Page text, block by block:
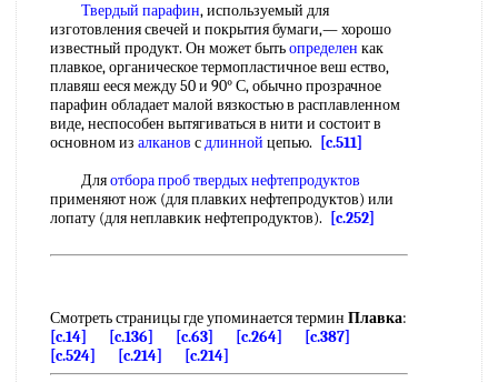
Твердый парафин, используемый для
изготовления свечей и покрытия бумаги,— хорошо
известный продукт. Он может бытьопределен как
плавкое, органическое термопластичное веш ество,
плавяш ееся между 50 и 90° С, обычно прозрачное
парафин обладает малой вязкостью в расплавленном
виде, неспособен вытягиваться в нити и состоит в
основном из алканов сдлинной цепью.
[c.511]
Дляотбора проб твердых нефтепродуктов
применяют нож (для плавких нефтепродуктов) или
лопату (для неплавкик нефтепродуктов).
[c.252]
Смотреть страницы где упоминается термин Плавка:
[c.14]
[c.136] [c.63] [c.264]
[c.387]
[c.524]
[c.214] [c.214]